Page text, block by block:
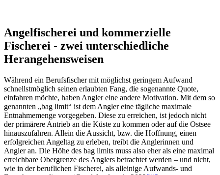
Angelfischerei und kommerzielle
Fischerei - zwei unterschiedliche
Herangehensweisen
Während ein Berufsfischer mit möglichst geringem Aufwand
schnellstmöglich seinen erlaubten Fang, die sogenannte Quote,
einfahren möchte, haben Angler eine andere Motivation. Mit dem so
genannten „bag limit“ ist dem Angler eine tägliche maximale
Entnahmemenge vorgegeben. Diese zu erreichen, ist jedoch nicht
der primärere Antrieb an die Küste zu kommen oder auf die Ostsee
hinauszufahren. Allein die Aussicht, bzw. die Hoffnung, einen
erfolgreichen Angeltag zu erleben, treibt die Anglerinnen und
Angler an. Die Höhe des bag limits muss also eher als eine maximal
erreichbare Obergrenze des Anglers betrachtet werden – und nicht,
wie in der beruflichen Fischerei, als alleinige Aufwands- und